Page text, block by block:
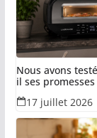
Nous avons
il ses promesses
17 juillet 2026